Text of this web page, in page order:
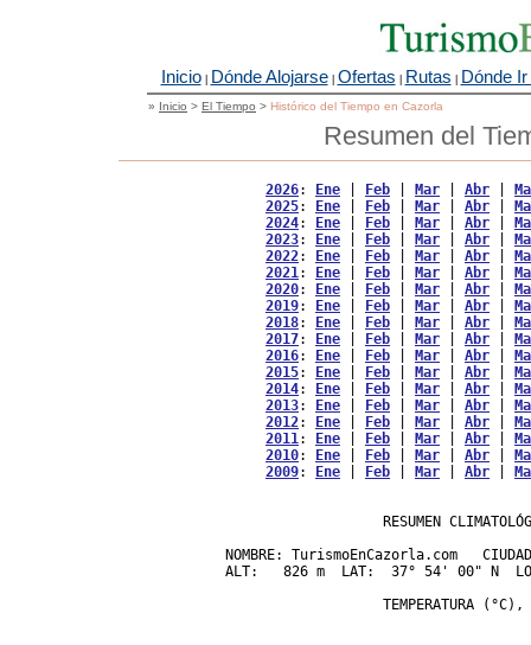
Inicio| Dónde Alojarse| Ofertas | Rutas | Dónde
» Inicio > El Tiempo > Histórico del Tiempo en Cazorla
Resumen del
2026: Ene Feb Mar Abr
2025: Ene Feb Mar Abr
2024: Ene Feb Mar Abr
2023: Ene Feb Mar Abr
2022: Ene Feb Mar Abr
2021: Ene Feb Mar Abr
2020: Ene Feb Mar Abr
2019: Ene Feb Mar Abr
2018: Ene Feb Mar Abr
2017: Ene Feb Mar Abr
2016: Ene Feb Mar Abr
2015: Ene Feb Mar Abr
2014: Ene Feb Mar Abr
2013: Ene Feb Mar Abr
2012: Ene Feb Mar Abr
2011: Ene Feb Mar Abr
2010: Ene Feb Mar Abr
2009: Ene Feb Mar Abr
RESUMEN
NOMBRE: TurismoEnCazorla.com
ALT:   826 m  LAT:  37° 54' 00" N
TEMPERATURA